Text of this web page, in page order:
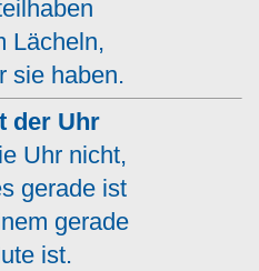
Lächeln,
sie haben.
der Uhr
Uhr nicht,
gerade ist
gerade
ist.